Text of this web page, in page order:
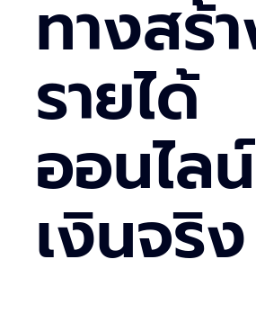
ทางสร้
รายได้
ออนไล
เงินจริง